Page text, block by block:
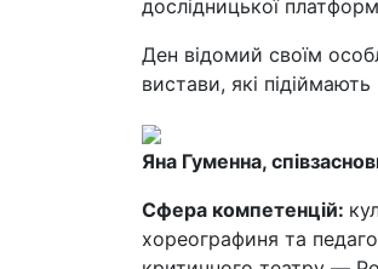
дослідницької
Ден відомий своїм
вистави, які
Яна Гуменна,
Сфера компетенцій:
хореографиня та